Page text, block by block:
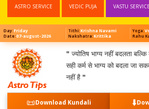
ASTRO SERVICE VEDIC PUJA VASTU
Day:Friday
Date:07-august-2026
Tithi:Krishna Navami
Nakshatra:Krittika
Yoga:
Rahu
" ज्योतिष भाग्य नहीं बदलता
सही कर्म से भाग्य को बदला जा
नहीं है "
📜Download Kundali ⬇️